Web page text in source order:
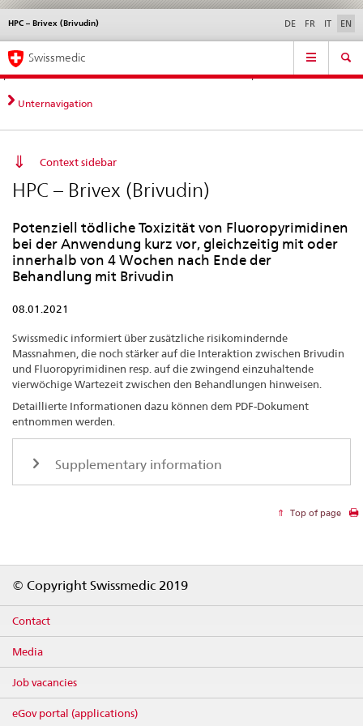
Direct
navigation:
news,
legal
contact
News &
standards
Contact | Support &
Help
HPC – Brivex (Brivudin)
Languages DE FR IT EN
Service
Main
Navigation
Swissmedic
Unternavigation
Context sidebar
HPC – Brivex (Brivudin)
Potenziell tödliche Toxizität von Fluoropyrimidinen
bei der Anwendung kurz vor, gleichzeitig mit oder
innerhalb von 4 Wochen nach Ende der
Behandlung mit Brivudin
08.01.2021
Swissmedic informiert über zusätzliche risikomindernde
Massnahmen, die noch stärker auf die Interaktion zwischen Brivudin
und Fluoropyrimidinen resp. auf die zwingend einzuhaltende
vierwöchige Wartezeit zwischen den Behandlungen hinweisen.
Detaillierte Informationen dazu können dem PDF-Dokument
entnommen werden.
Supplementary information
Top of page
© Copyright Swissmedic 2019
Contact
Media
Job vacancies
eGov portal (applications)